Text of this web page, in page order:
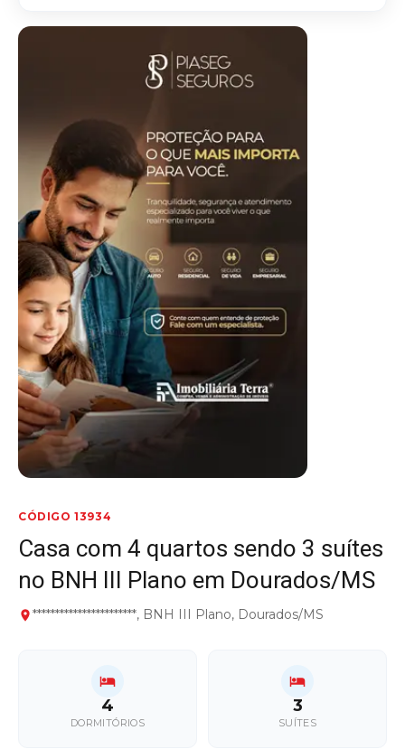
CÓDIGO 13934
Casa com 4 quartos sendo 3 suítes
no BNH III Plano em Dourados/MS
***********************, BNH III Plano, Dourados/MS
4
DORMITÓRIOS
3
SUÍTES